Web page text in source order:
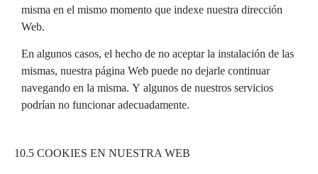
misma en el mismo momento que indexe nuestra dirección
Web.
En algunos casos, el hecho de no aceptar la instalación de las
mismas, nuestra página Web puede no dejarle continuar
navegando en la misma. Y algunos de nuestros servicios
podrían no funcionar adecuadamente.
10.5 COOKIES EN NUESTRA WEB